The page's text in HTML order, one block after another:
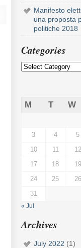
Manifesto
una proposta
politiche 2018
Categories
M T W
3
4 5
10
11 12
17
18 19
24
25 26
31
« Jul
Archives
July 2022 (1)